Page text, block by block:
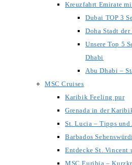
Kreuzfahrt Emirate
Dubai TOP 3
Doha Stadt
Unsere Top 5
Dhabi
Abu Dhabi –
MSC Cruises
Karibik Feeling pur
Grenada in der
St. Lucia – Tipps und
Barbados
Entdecke St. Vincent
MSC Euribia –